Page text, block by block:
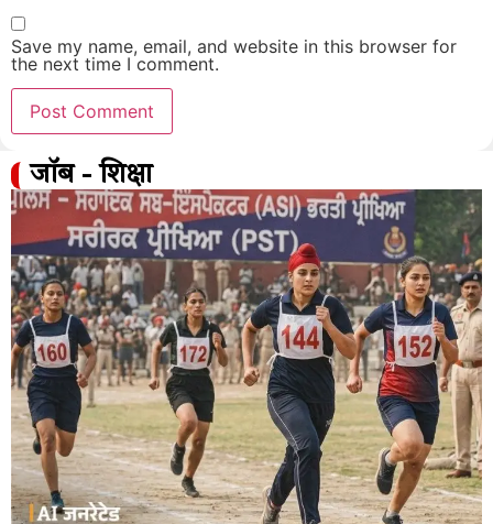
Save my name, email, and website in this browser for
the next time I comment.
जॉब - शिक्षा